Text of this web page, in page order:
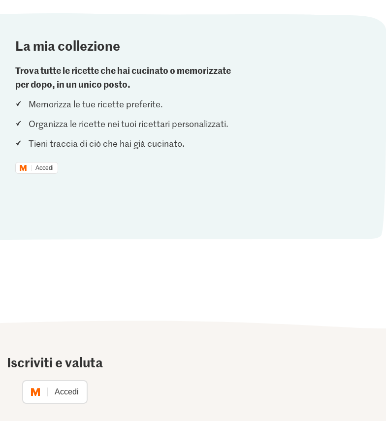
La mia collezione
Trova tutte le ricette che hai cucinato o memorizzate
per dopo, in un unico posto.
Memorizza le tue ricette preferite.
Organizza le ricette nei tuoi ricettari personalizzati.
Tieni traccia di ciò che hai già cucinato.
Accedi
Iscriviti e valuta
Accedi